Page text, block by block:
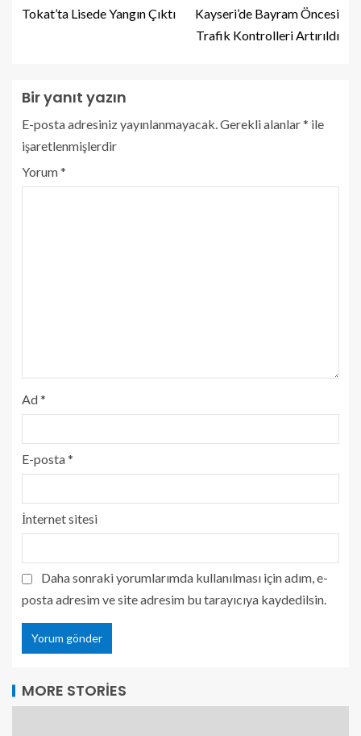
Tokat’ta Lisede Yangın Çıktı
Kayseri’de Bayram Öncesi
Trafik Kontrolleri Artırıldı
Bir yanıt yazın
E-posta adresiniz yayınlanmayacak. Gerekli alanlar* ile
işaretlenmişlerdir
Yorum*
Ad*
E-posta*
İnternet sitesi
Daha sonraki yorumlarımda kullanılması için adım, e-
posta adresim ve site adresim bu tarayıcıya kaydedilsin.
MORE STORIES